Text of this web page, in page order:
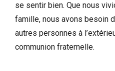
se sentir bien. Que nous
famille, nous avons besoin
autres personnes à
communion fraternelle.